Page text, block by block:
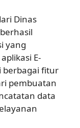
Dinas
yang
E-
berbagai fitur
pembuatan
data